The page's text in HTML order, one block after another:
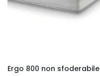
Ergo 800 non sfoderabile